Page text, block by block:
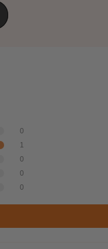
0
1
0
0
0